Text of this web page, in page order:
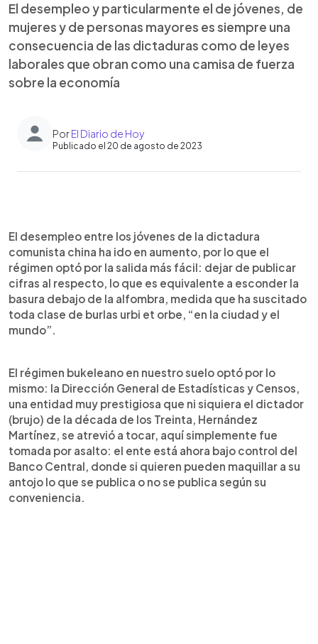
El desempleo y particularmente el de jóvenes, de
mujeres y de personas mayores es siempre una
consecuencia de las dictaduras como de leyes
laborales que obran como una camisa de fuerza
sobre la economía
PorEl Diario de Hoy
Publicado el 20 de agosto de 2023
Escuchar artículo
El desempleo entre los jóvenes de la dictadura
comunista china ha ido en aumento, por lo que el
régimen optó por la salida más fácil: dejar de publicar
cifras al respecto, lo que es equivalente a esconder la
basura debajo de la alfombra, medida que ha suscitado
toda clase de burlas urbi et orbe, “en la ciudad y el
mundo”.
El régimen bukeleano en nuestro suelo optó por lo
mismo: la Dirección General de Estadísticas y Censos,
una entidad muy prestigiosa que ni siquiera el dictador
(brujo) de la década de los Treinta, Hernández
Martínez, se atrevió a tocar, aquí simplemente fue
tomada por asalto: el ente está ahora bajo control del
Banco Central, donde si quieren pueden maquillar a su
antojo lo que se publica o no se publica según su
conveniencia.